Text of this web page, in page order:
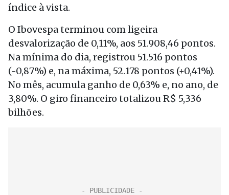
índice à vista.
O Ibovespa terminou com ligeira
desvalorização de 0,11%, aos 51.908,46 pontos.
Na mínima do dia, registrou 51.516 pontos
(-0,87%) e, na máxima, 52.178 pontos (+0,41%).
No mês, acumula ganho de 0,63% e, no ano, de
3,80%. O giro financeiro totalizou R$ 5,336
bilhões.